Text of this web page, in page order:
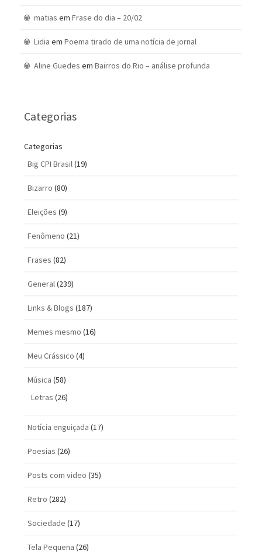
matias em Frase do dia – 20/02
Lidia em Poema tirado de uma notícia de jornal
Aline Guedes em Bairros do Rio – análise profunda
Categorias
Categorias
Big CPI Brasil(19)
Bizarro (80)
Eleições (9)
Fenômeno (21)
Frases (82)
General(239)
Links & Blogs (187)
Memes mesmo (16)
Meu Crássico (4)
Música (58)
Letras (26)
Notícia enguiçada (17)
Poesias (26)
Posts com vi­deo (35)
Retro (282)
Sociedade (17)
Tela Pequena (26)